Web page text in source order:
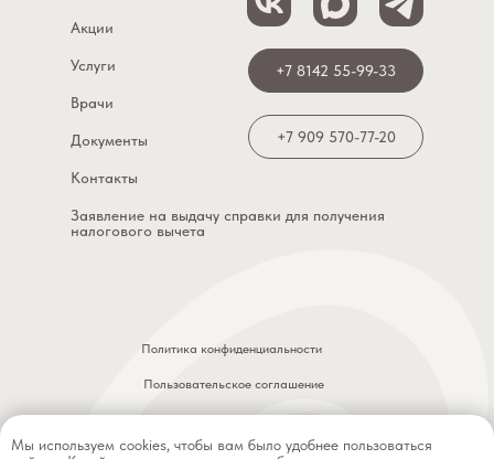
Акции
Услуги
Врачи
Документы
Контакты
Заявление на выдачу справки для получения
налогового вычета
Политика конфиденциальности
Пользовательское соглашение
+7 8142 55-99-33
+7 909 570-77-20
Мы используем cookies, чтобы вам было удобнее пользоваться